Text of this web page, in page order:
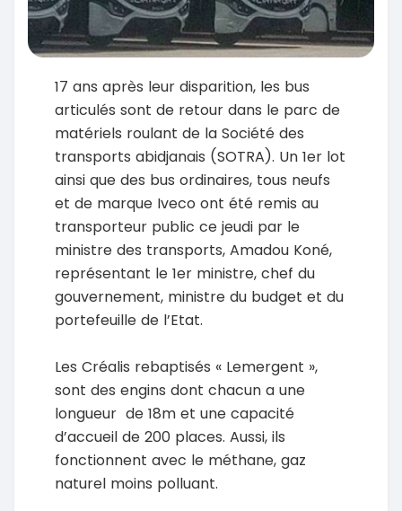
17 ans après leur disparition, les bus
articulés sont de retour dans le parc de
matériels roulant de la Société des
transports abidjanais (SOTRA). Un 1er lot
ainsi que des bus ordinaires, tous neufs
et de marque Iveco ont été remis au
transporteur public ce jeudi par le
ministre des transports, Amadou Koné,
représentant le 1er ministre, chef du
gouvernement, ministre du budget et du
portefeuille de l’Etat.
Les Créalis rebaptisés « Lemergent »,
sont des engins dont chacun a une
longueur de 18m et une capacité
d’accueil de 200 places. Aussi, ils
fonctionnent avec le méthane, gaz
naturel moins polluant.